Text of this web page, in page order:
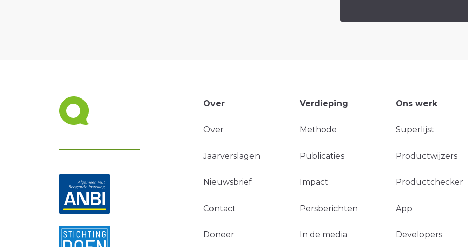
Over
Over
Jaarverslagen
Nieuwsbrief
Contact
Doneer
Verdieping
Methode
Publicaties
Impact
Persberichten
In de media
Ons werk
Superlijst
Productwijzers
Productchecker
App
Developers